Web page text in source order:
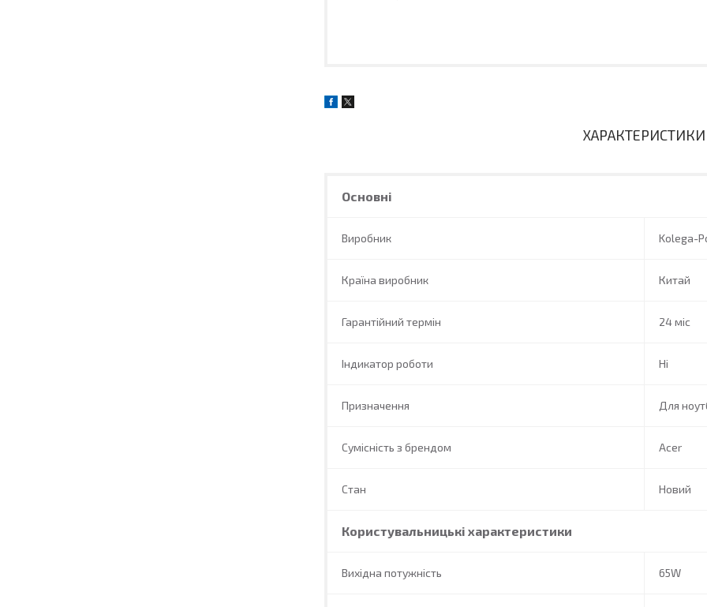
ХАРАКТЕРИСТИКИ
Основні
Виробник Kolega-
Країна виробник Китай
Гарантійний термін 24 міс
Індикатор роботи Ні
Призначення Для
Сумісність з брендом Acer
Стан Новий
Користувальницькі характеристики
Вихідна потужність 65W